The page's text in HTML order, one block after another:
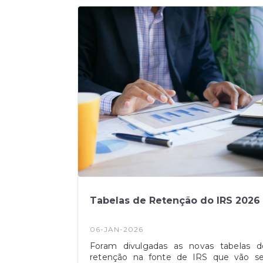
guerra no Médio Oriente.
Tabelas de Retenção do IRS 2026
06-JAN-2026
Foram divulgadas as novas tabelas
retenção na fonte de IRS que vão